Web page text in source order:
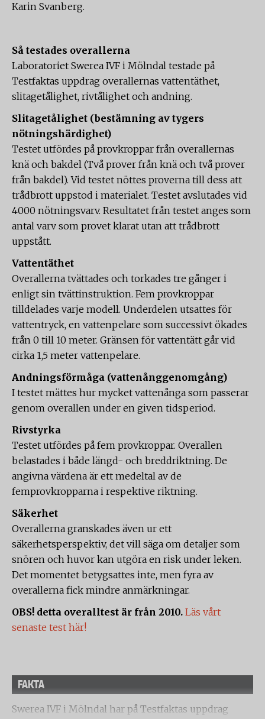
Karin Svanberg.
Så testades overallerna
Laboratoriet Swerea IVF i Mölndal testade på
Testfaktas uppdrag overallernas vattentäthet,
slitagetålighet, rivtålighet och andning.
Slitagetålighet (bestämning av tygers
nötningshärdighet)
Testet utfördes på provkroppar från overallernas
knä och bakdel (Två prover från knä och två prover
från bakdel). Vid testet nöttes proverna till dess att
trådbrott uppstod i materialet. Testet avslutades vid
4000 nötningsvarv. Resultatet från testet anges som
antal varv som provet klarat utan att trådbrott
uppstått.
Vattentäthet
Overallerna tvättades och torkades tre gånger i
enligt sin tvättinstruktion. Fem provkroppar
tilldelades varje modell. Underdelen utsattes för
vattentryck, en vattenpelare som successivt ökades
från 0 till 10 meter. Gränsen för vattentätt går vid
cirka 1,5 meter vattenpelare.
Andningsförmåga (vattenånggenomgång)
I testet mättes hur mycket vattenånga som passerar
genom overallen under en given tidsperiod.
Rivstyrka
Testet utfördes på fem provkroppar. Overallen
belastades i både längd- och breddriktning. De
angivna värdena är ett medeltal av de
femprovkropparna i respektive riktning.
Säkerhet
Overallerna granskades även ur ett
säkerhetsperspektiv, det vill säga om detaljer som
snören och huvor kan utgöra en risk under leken.
Det momentet betygsattes inte, men fyra av
overallerna fick mindre anmärkningar.
OBS! detta overalltest är från 2010. Läs vårt
senaste test här!
FAKTA
Swerea IVF i Mölndal har på Testfaktas uppdrag